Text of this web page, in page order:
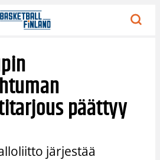
päättyy
järjestää